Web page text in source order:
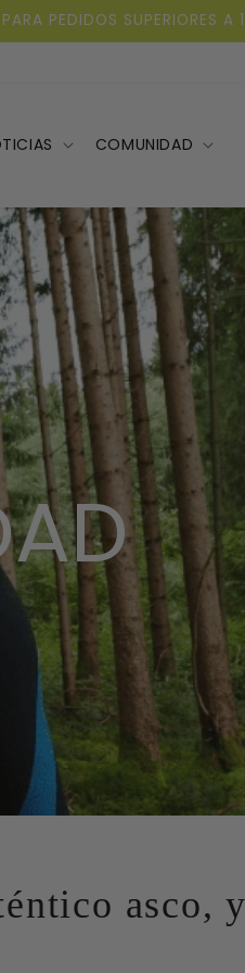
PEDIDOS SUPERIORES
COMUNIDAD
asco,